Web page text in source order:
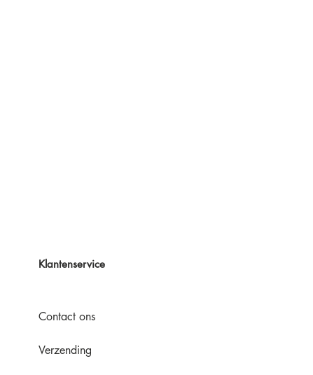
Klantenservice
Contact ons
Verzending